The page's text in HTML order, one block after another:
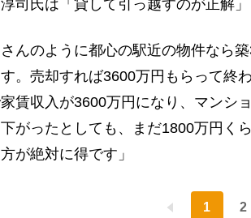
司氏は「貸して引っ越すのが正解」
さんのように都心の駅近の物件なら
。売却すれば3600万円もらって終
賃収入が3600万円になり、マンシ
がったとしても、まだ1800万円く
が絶対に得です」
1 2